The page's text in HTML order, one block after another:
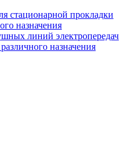
стационарной прокладки
назначения
линий электропередач
назначения